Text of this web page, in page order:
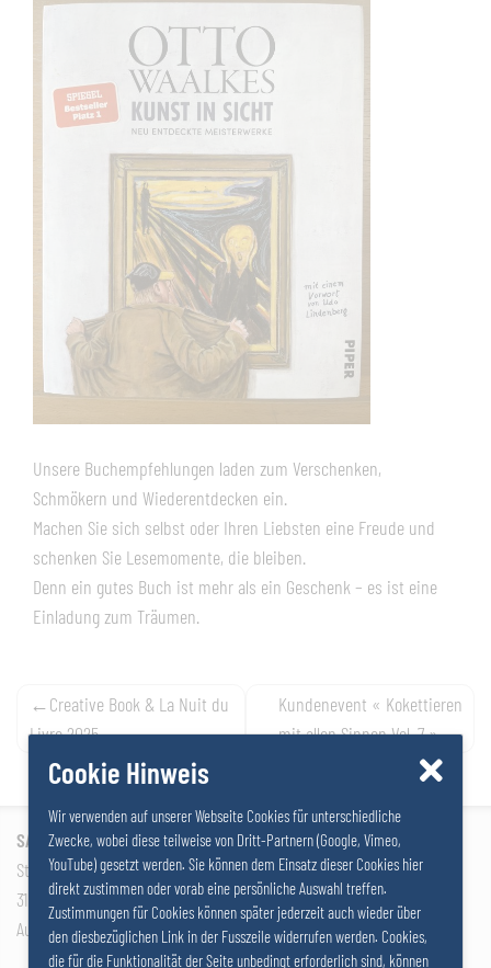
Unsere Buchempfehlungen laden zum Verschenken,
Schmökern und Wiederentdecken ein.
Machen Sie sich selbst oder Ihren Liebsten eine Freude und
schenken Sie Lesemomente, die bleiben.
Denn ein gutes Buch ist mehr als ein Geschenk – es ist eine
Einladung zum Träumen.
Navigation
de
l’article
Creative Book & La Nuit du
Livre 2025
Kundenevent « Kokettieren
mit allen Sinnen Vol. 7 »
SALZER GRUPPE GmbH
Stattersdorfer Hauptstrasse 53
3100 St. Pölten
Autriche
Cookie Hinweis
Wir verwenden auf unserer Webseite Cookies für unterschiedliche
Zwecke, wobei diese teilweise von Dritt-Partnern (Google, Vimeo,
YouTube) gesetzt werden. Sie können dem Einsatz dieser Cookies hier
direkt zustimmen oder vorab eine persönliche Auswahl treffen.
Zustimmungen für Cookies können später jederzeit auch wieder über
den diesbezüglichen Link in der Fusszeile widerrufen werden. Cookies,
die für die Funktionalität der Seite unbedingt erforderlich sind, können